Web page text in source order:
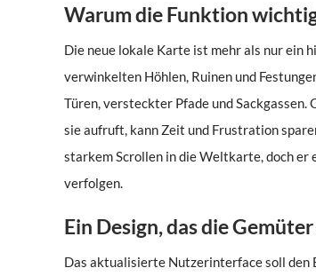
Warum die Funktion
Die neue lokale Karte ist mehr als nur ein
verwinkelten Höhlen, Ruinen und
Türen, versteckter Pfade und
sie aufruft, kann Zeit und Frustration
starkem Scrollen in die Weltkarte, doch er
verfolgen.
Ein Design, das die
Das aktualisierte Nutzerinterface soll den